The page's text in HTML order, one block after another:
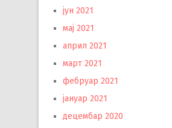
јун 2021
мај 2021
април 2021
март 2021
фебруар 2021
јануар 2021
децембар 2020